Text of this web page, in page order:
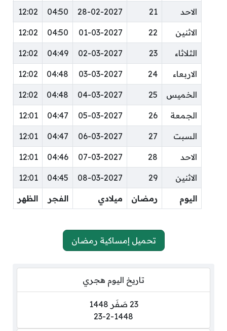
الاحد 21
28-02-2027
04:50
12:02
الاثنين 22
01-03-2027
04:50
12:02
الثلاثاء 23
02-03-2027
04:49
12:02
الاربعاء 24
03-03-2027
04:48
12:02
الخميس 25
04-03-2027
04:48
12:02
الجمعة 26
05-03-2027
04:47
12:01
السبت 27
06-03-2027
04:47
12:01
الاحد 28
07-03-2027
04:46
12:01
الاثنين 29
08-03-2027
04:45
12:01
اليوم رمضان ميلادي الفجر الظهر
تحميل إمساكية رمضان
تاريخ اليوم هجري
23 صَفَر 1448
23-2-1448